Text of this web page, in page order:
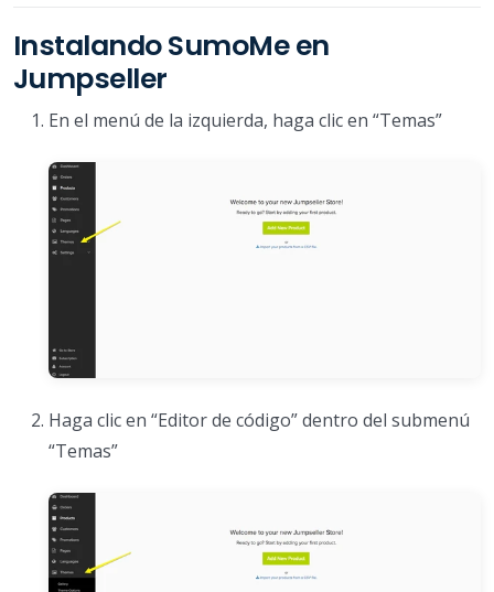
Instalando SumoMe en
Jumpseller
En el menú de la izquierda, haga clic en “Temas”
Haga clic en “Editor de código” dentro del submenú
“Temas”